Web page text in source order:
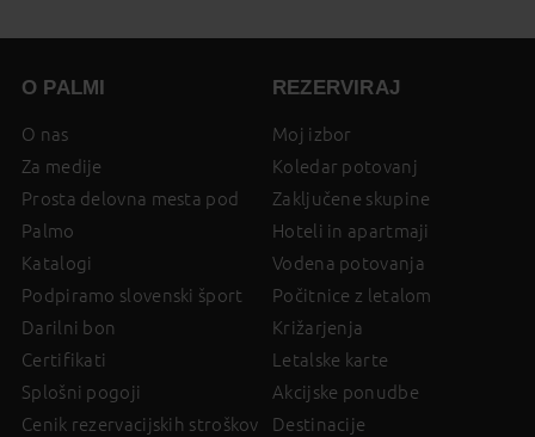
O PALMI
O nas
Za medije
Prosta delovna mesta pod
Palmo
Katalogi
Podpiramo slovenski šport
Darilni bon
Certifikati
Splošni pogoji
Cenik rezervacijskih stroškov
REZERVIRAJ
Moj izbor
Koledar potovanj
Zaključene skupine
Hoteli in apartmaji
Vodena potovanja
Počitnice z letalom
Križarjenja
Letalske karte
Akcijske ponudbe
Destinacije